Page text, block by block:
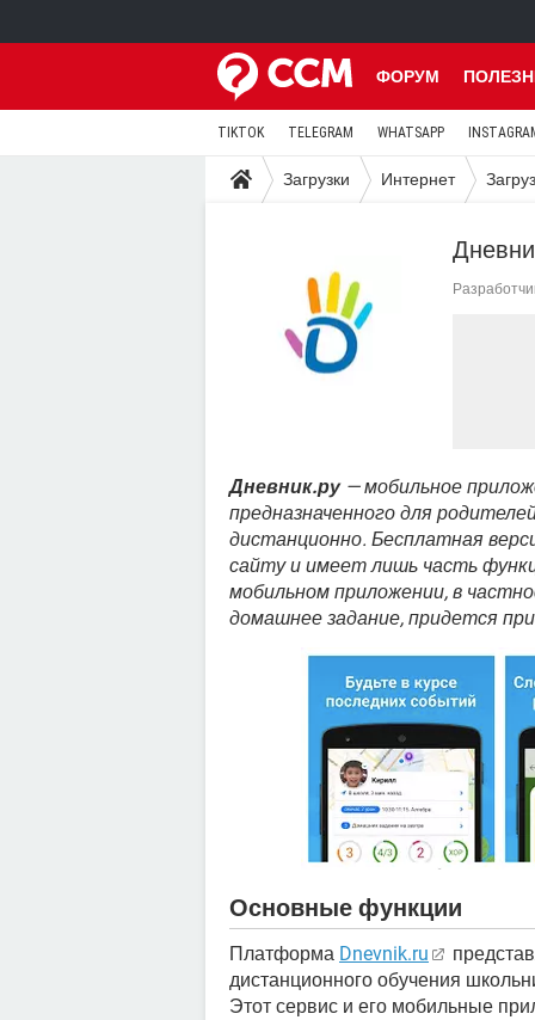
ФОРУМ
TIKTOK TELEGRAM WHATSAPP
Загрузки Интернет
Дневник.ру— мобильное
предназначенного для
дистанционно. Бесплатная
сайту и имеет лишь часть
мобильном приложении, в
домашнее задание, придется
Основные функции
Платформа Dnevnik.ru
дистанционного обучения
Этот сервис и его мобильные